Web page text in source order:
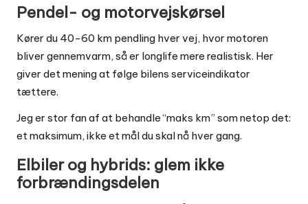
Pendel- og motorvejskørsel
Kører du 40-60 km pendling hver vej, hvor motoren
bliver gennemvarm, så er longlife mere realistisk. Her
giver det mening at følge bilens serviceindikator
tættere.
Jeg er stor fan af at behandle “maks km” som netop det:
et maksimum, ikke et mål du skal nå hver gang.
Elbiler og hybrids: glem ikke
forbrændingsdelen